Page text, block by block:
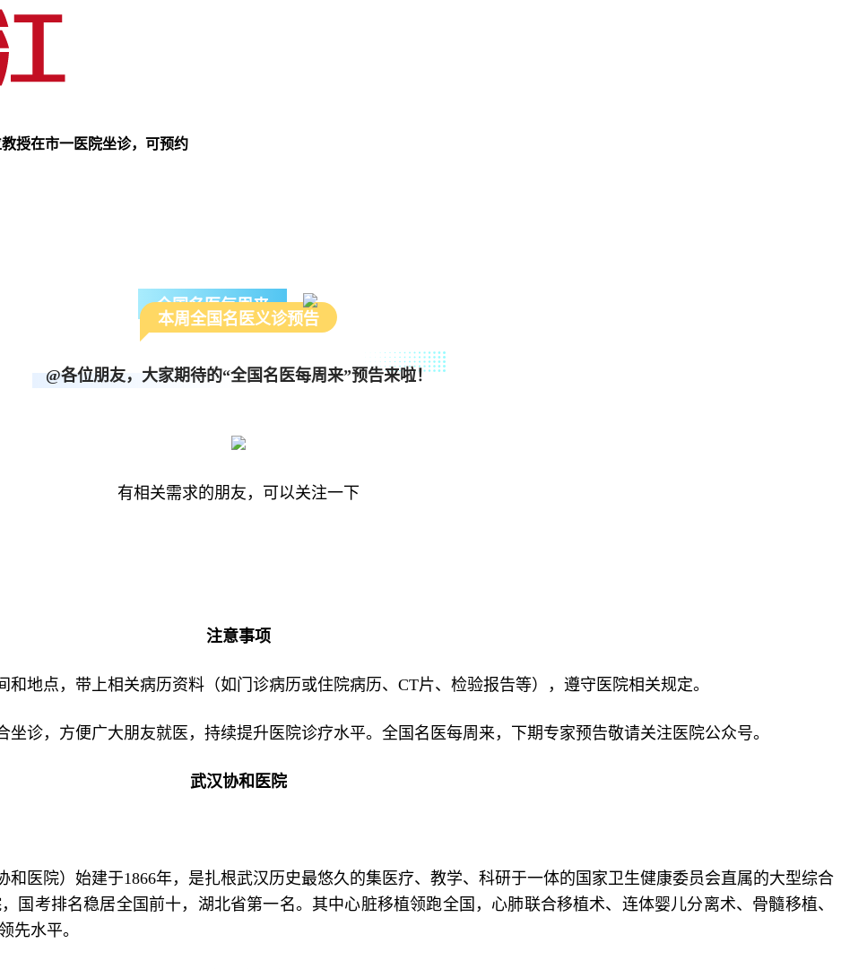
授在市一医院坐诊，可预约
全国名医每周来
本周全国名医义诊预告
@各位朋友，大家期待的“全国名医每周来”预告来啦！
有相关需求的朋友，可以关注一下
注意事项
地点，带上相关病历资料（如门诊病历或住院病历、CT片、检验报告等），遵守医院相关规定。
诊，方便广大朋友就医，持续提升医院诊疗水平。全国名医每周来，下期专家预告敬请关注医院公众号。
武汉协和医院
医院）始建于1866年，是扎根武汉历史最悠久的集医疗、教学、科研于一体的国家卫生健康委员会直属的大型综合
国考排名稳居全国前十，湖北省第一名。其中心脏移植领跑全国，心肺联合移植术、连体婴儿分离术、骨髓移植、
先水平。